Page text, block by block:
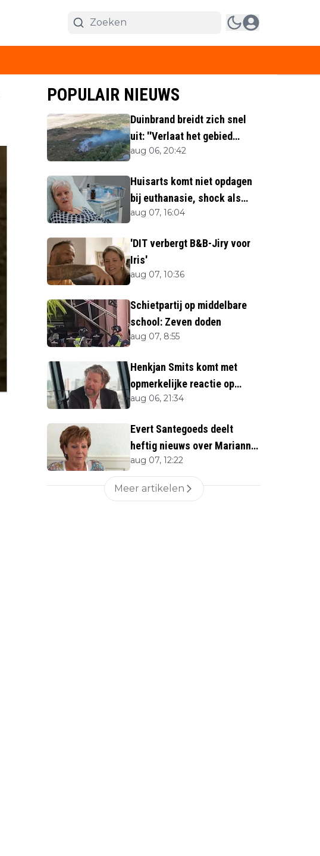
POPULAIR NIEUWS
Duinbrand breidt zich snel
uit: ''Verlaat het gebied
direct''
aug 06, 20:42
Huisarts komt niet opdagen
bij euthanasie, shock als
blijkt waar ze is
aug 07, 16:04
'DIT verbergt B&B-Jiry voor
Iris'
aug 07, 10:36
Schietpartij op middelbare
school: Zeven doden
aug 07, 8:55
Henkjan Smits komt met
opmerkelijke reactie op
overlijden Jerney Kaagman
aug 06, 21:34
Evert Santegoeds deelt
heftig nieuws over Marianne
Weber (70)
aug 07, 12:22
Meer artikelen